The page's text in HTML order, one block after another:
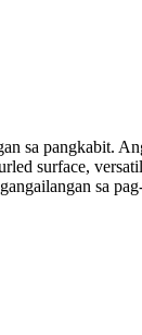
sa pangkabit.
surface,
sa